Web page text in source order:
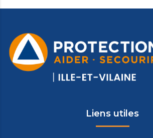
Liens utiles